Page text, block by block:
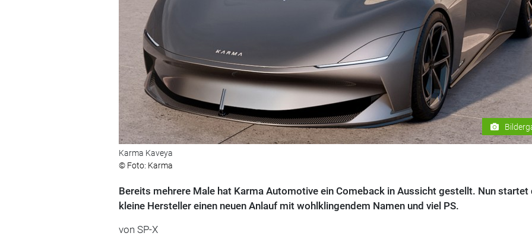
Karma Kaveya
© Foto: Karma
Bereits mehrere Male hat Karma Automotive ein Comeback in Aussicht gestellt. Nun startet
kleine Hersteller einen neuen Anlauf mit wohlklingendem Namen und viel PS.
von SP-X